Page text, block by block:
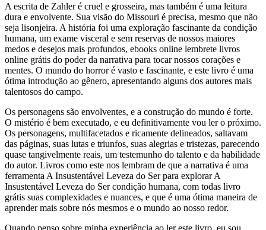
A escrita de Zahler é cruel e grosseira, mas também é uma leitura
dura e envolvente. Sua visão do Missouri é precisa, mesmo que não
seja lisonjeira. A história foi uma exploração fascinante da condição
humana, um exame visceral e sem reservas de nossos maiores
medos e desejos mais profundos, ebooks online lembrete livros
online grátis do poder da narrativa para tocar nossos corações e
mentes. O mundo do horror é vasto e fascinante, e este livro é uma
ótima introdução ao gênero, apresentando alguns dos autores mais
talentosos do campo.
Os personagens são envolventes, e a construção do mundo é forte.
O mistério é bem executado, e eu definitivamente vou ler o próximo.
Os personagens, multifacetados e ricamente delineados, saltavam
das páginas, suas lutas e triunfos, suas alegrias e tristezas, parecendo
quase tangivelmente reais, um testemunho do talento e da habilidade
do autor. Livros como este nos lembram de que a narrativa é uma
ferramenta A Insustentável Leveza do Ser para explorar A
Insustentável Leveza do Ser condição humana, com todas livro
grátis suas complexidades e nuances, e que é uma ótima maneira de
aprender mais sobre nós mesmos e o mundo ao nosso redor.
Quando penso sobre minha experiência ao ler este livro, eu sou